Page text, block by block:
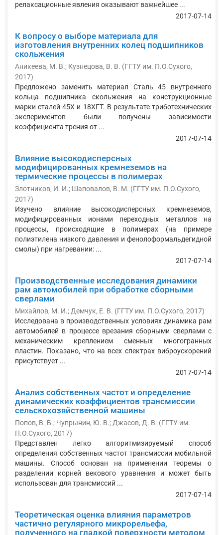
релаксационные явления оказывают важнейшее ...
2017-07-14
К вопросу о выборе материала для
изготовления внутренних колец подшипников
скольжения
Аникеева, М. В.; Кузнецова, В. В. (ГГТУ им. П.О.Сухого,
2017)
Предложено заменить материал Сталь 45 внутреннего
кольца подшипника скольжения на конструкционные
марки сталей 45Х и 18ХГТ. В результате триботехнических
экспериментов были получены зависимости
коэффициента трения от ...
2017-07-14
Влияние высокодисперсных
модифицированных кремнеземов на
термические процессы в полимерах
Злотников, И. И.; Шаповалов, В. М. (ГГТУ им. П.О.Сухого,
2017)
Изучено влияние высокодисперсных кремнеземов,
модифицированных ионами переходных металлов на
процессы, происходящие в полимерах (на примере
полиэтилена низкого давления и фенолоформальдегидной
смолы) при нагревании: ...
2017-07-14
Производственные исследования динамики
рам автомобилей при обработке сборными
сверлами
Михайлов, М. И.; Демчук, Е. В. (ГГТУ им. П.О.Сухого, 2017)
Исследована в производственных условиях динамика рам
автомобилей в процессе врезания сборными сверлами с
механическим креплением сменных многогранных
пластин. Показано, что на всех спектрах виброускорений
присутствует ...
2017-07-14
Анализ собственных частот и определение
динамических коэффициентов трансмиссии
сельскохозяйственной машины
Попов, В. Б.; Чупрынин, Ю. В.; Джасов, Д. В. (ГГТУ им.
П.О.Сухого, 2017)
Представлен легко алгоритмизируемый способ
определения собственных частот трансмиссии мобильной
машины. Способ основан на применении теоремы о
разделении корней векового уравнения и может быть
использован для трансмиссий ...
2017-07-14
Теоретическая оценка влияния параметров
частично регулярного микрорельефа,
полученного на гладкой поверхности методом